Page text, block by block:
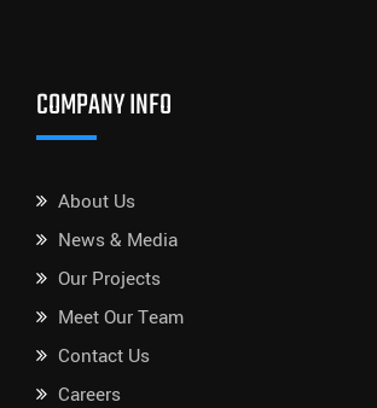
COMPANY INFO
About Us
News & Media
Our Projects
Meet Our Team
Contact Us
Careers